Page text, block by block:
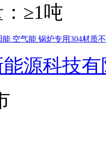
≥1吨
空气能 锅炉专用304材质
源科技